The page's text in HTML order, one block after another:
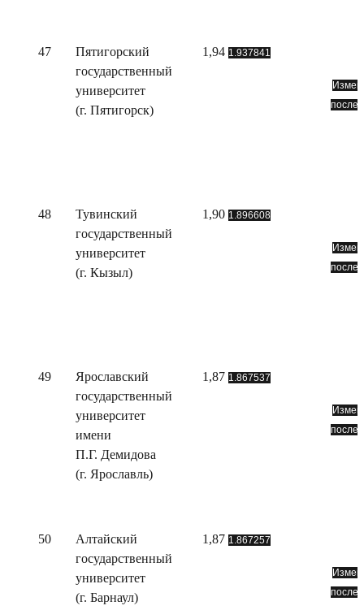
47
Пятигорский
государственный
университет
(г. Пятигорск)
1,94 1.937841
48
Тувинский
государственный
университет
(г. Кызыл)
1,90 1.896608
49
Ярославский
государственный
университет
имени
П.Г. Демидова
(г. Ярославль)
1,87 1.867537
50
Алтайский
государственный
университет
(г. Барнаул)
1,87 1.867257